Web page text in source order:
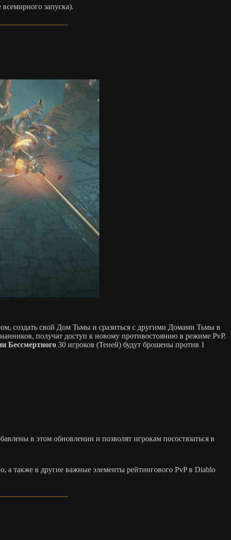
запуска).
создать свой Дом Тьмы и сразиться с другими Домами Тьмы в
получат доступ к новому противостоянию в режиме PvP.
Бессмертного 30 игроков (Теней) будут брошены против 1
в этом обновлении и позволят игрокам посостязаться в
а также в другие важные элементы рейтингового PvP в Diablo